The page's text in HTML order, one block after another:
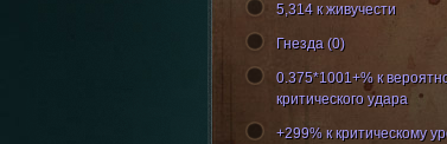
5,314 к живучести
Гнезда (0)
0.375*1001+% к
критического удара
+299% к критическому